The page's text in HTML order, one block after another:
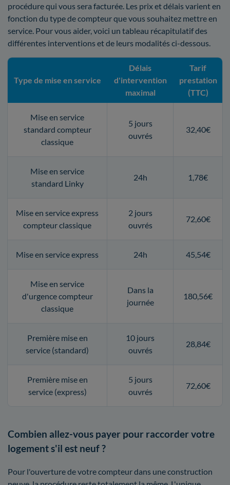
procédure qui vous sera facturée. Les prix et délais varient en
fonction du type de compteur que vous souhaitez mettre en
service. Pour vous aider, voici un tableau récapitulatif des
différentes interventions et de leurs modalités ci-dessous.
Type de mise en service
Délais
d'intervention
maximal
Tarif
prestation
(TTC)
Mise en service
standard compteur
classique
5 jours
ouvrés
32,40€
Mise en service
standard Linky
24h 1,78€
Mise en service express
compteur classique
2 jours
ouvrés
72,60€
Mise en service express 24h 45,54€
Mise en service
d'urgence compteur
classique
Dans la
journée
180,56€
Première mise en
service (standard)
10 jours
ouvrés
28,84€
Première mise en
service (express)
5 jours
ouvrés
72,60€
Combien allez-vous payer pour raccorder votre
logement s'il est neuf ?
Pour l'ouverture de votre compteur dans une construction